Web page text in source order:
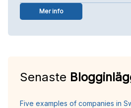
Mer info
Senaste
Five examples of companies in